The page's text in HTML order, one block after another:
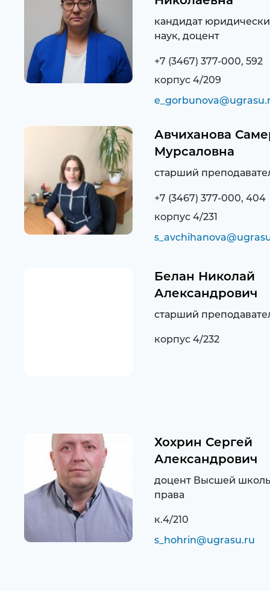
кандидат
наук, доцент
+7 (3467) 377-000, 592
корпус 4/209
Авчиханова
Мурсаловна
старший
+7 (3467) 377-000, 404
корпус 4/231
Белан Николай
Александрович
старший
корпус 4/232
Хохрин Сергей
Александрович
доцент Высшей
права
к.4/210
s_hohrin@ugrasu.ru